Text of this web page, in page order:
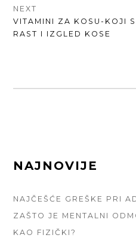
NEXT
NEXT
POST:
VITAMINI ZA KOSU-KOJI
RAST I IZGLED KOSE
FOOTER
NAJNOVIJE
NAJČEŠĆE GREŠKE PRI
ZAŠTO JE MENTALNI
KAO FIZIČKI?